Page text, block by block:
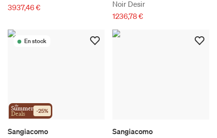
3937,46 €
Noir Desir
1236,78 €
En stock
the
Summer
Deals -25%
Sangiacomo
Sangiacomo